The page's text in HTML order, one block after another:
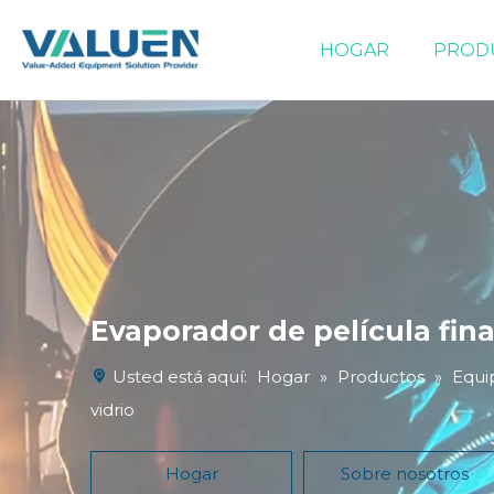
HOGAR
Evaporador de película
Usted está aquí: Hogar » Productos »
vidrio
Hogar Sobre nosotros